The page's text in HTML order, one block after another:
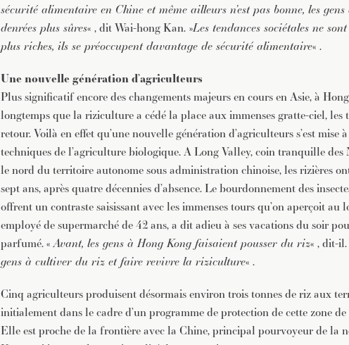
sécurité alimentaire en Chine et même ailleurs n’est pas bonne, les
denrées plus sûres« , dit Wai-hong Kan. »Les tendances sociétales ne
plus riches, ils se préoccupent davantage de sécurité alimentaire« .
Une nouvelle génération d’agriculteurs
Plus significatif encore des changements majeurs en cours en Asie, à
longtemps que la riziculture a cédé la place aux immenses gratte-ciel,
retour. Voilà en effet qu’une nouvelle génération d’agriculteurs s’est
techniques de l’agriculture biologique. A Long Valley, coin tranquille
le nord du territoire autonome sous administration chinoise, les rizières
sept ans, après quatre décennies d’absence. Le bourdonnement des
offrent un contraste saisissant avec les immenses tours qu’on aperçoit
employé de supermarché de 42 ans, a dit adieu à ses vacations du soir
parfumé. «Avant, les gens à Hong Kong faisaient pousser du riz« , dit-
gens à cultiver du riz et faire revivre la riziculture« .
Cinq agriculteurs produisent désormais environ trois tonnes de riz aux
initialement dans le cadre d’un programme de protection de cette zone
Elle est proche de la frontière avec la Chine, principal pourvoyeur de la